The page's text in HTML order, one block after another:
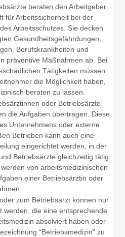
beraten den Arbeitgeber
für Arbeitssicherheit bei der
Arbeitsschutzes. Sie decken
Gesundheitsgefährdungen,
Berufskrankheiten und
präventive Maßnahmen ab. Bei
Tätigkeiten müssen
die Möglichkeit haben,
beraten zu lassen.
oder Betriebsärzte
die Aufgaben übertragen. Diese
Unternehmens oder externe
Betrieben kann auch eine
eingerichtet werden, in der
Betriebsärzte gleichzeitig tätig
von arbeitsmedizinischen
einer Betriebsärztin oder
zum Betriebsarzt können nur
werden, die eine entsprechende
absolviert haben oder
"Betriebsmedizin" zu